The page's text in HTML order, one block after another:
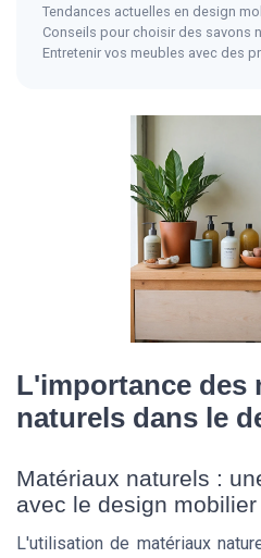
Tendances actuelles en design
Conseils pour choisir des savons
Entretenir vos meubles avec des
L'importance des
naturels dans le
Matériaux naturels :
avec le design mobilier
L'utilisation de matériaux